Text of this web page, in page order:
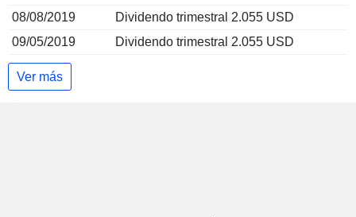
08/08/2019
Dividendo trimestral 2.055 USD
09/05/2019
Dividendo trimestral 2.055 USD
Ver más